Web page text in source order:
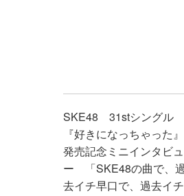
SKE48 31stシングル
『好きになっちゃった』
発売記念ミニインタビュ
ー 「SKE48の曲で、過
去イチ早口で、過去イ